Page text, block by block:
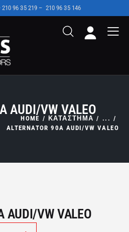
96 35 219 – 210 96 35 146
AUDI/VW VALEO
HOME ΚΑΤΑΣΤΗΜΑ
...
ALTERNATOR 90A AUDI/VW VALEO
AUDI/VW VALEO